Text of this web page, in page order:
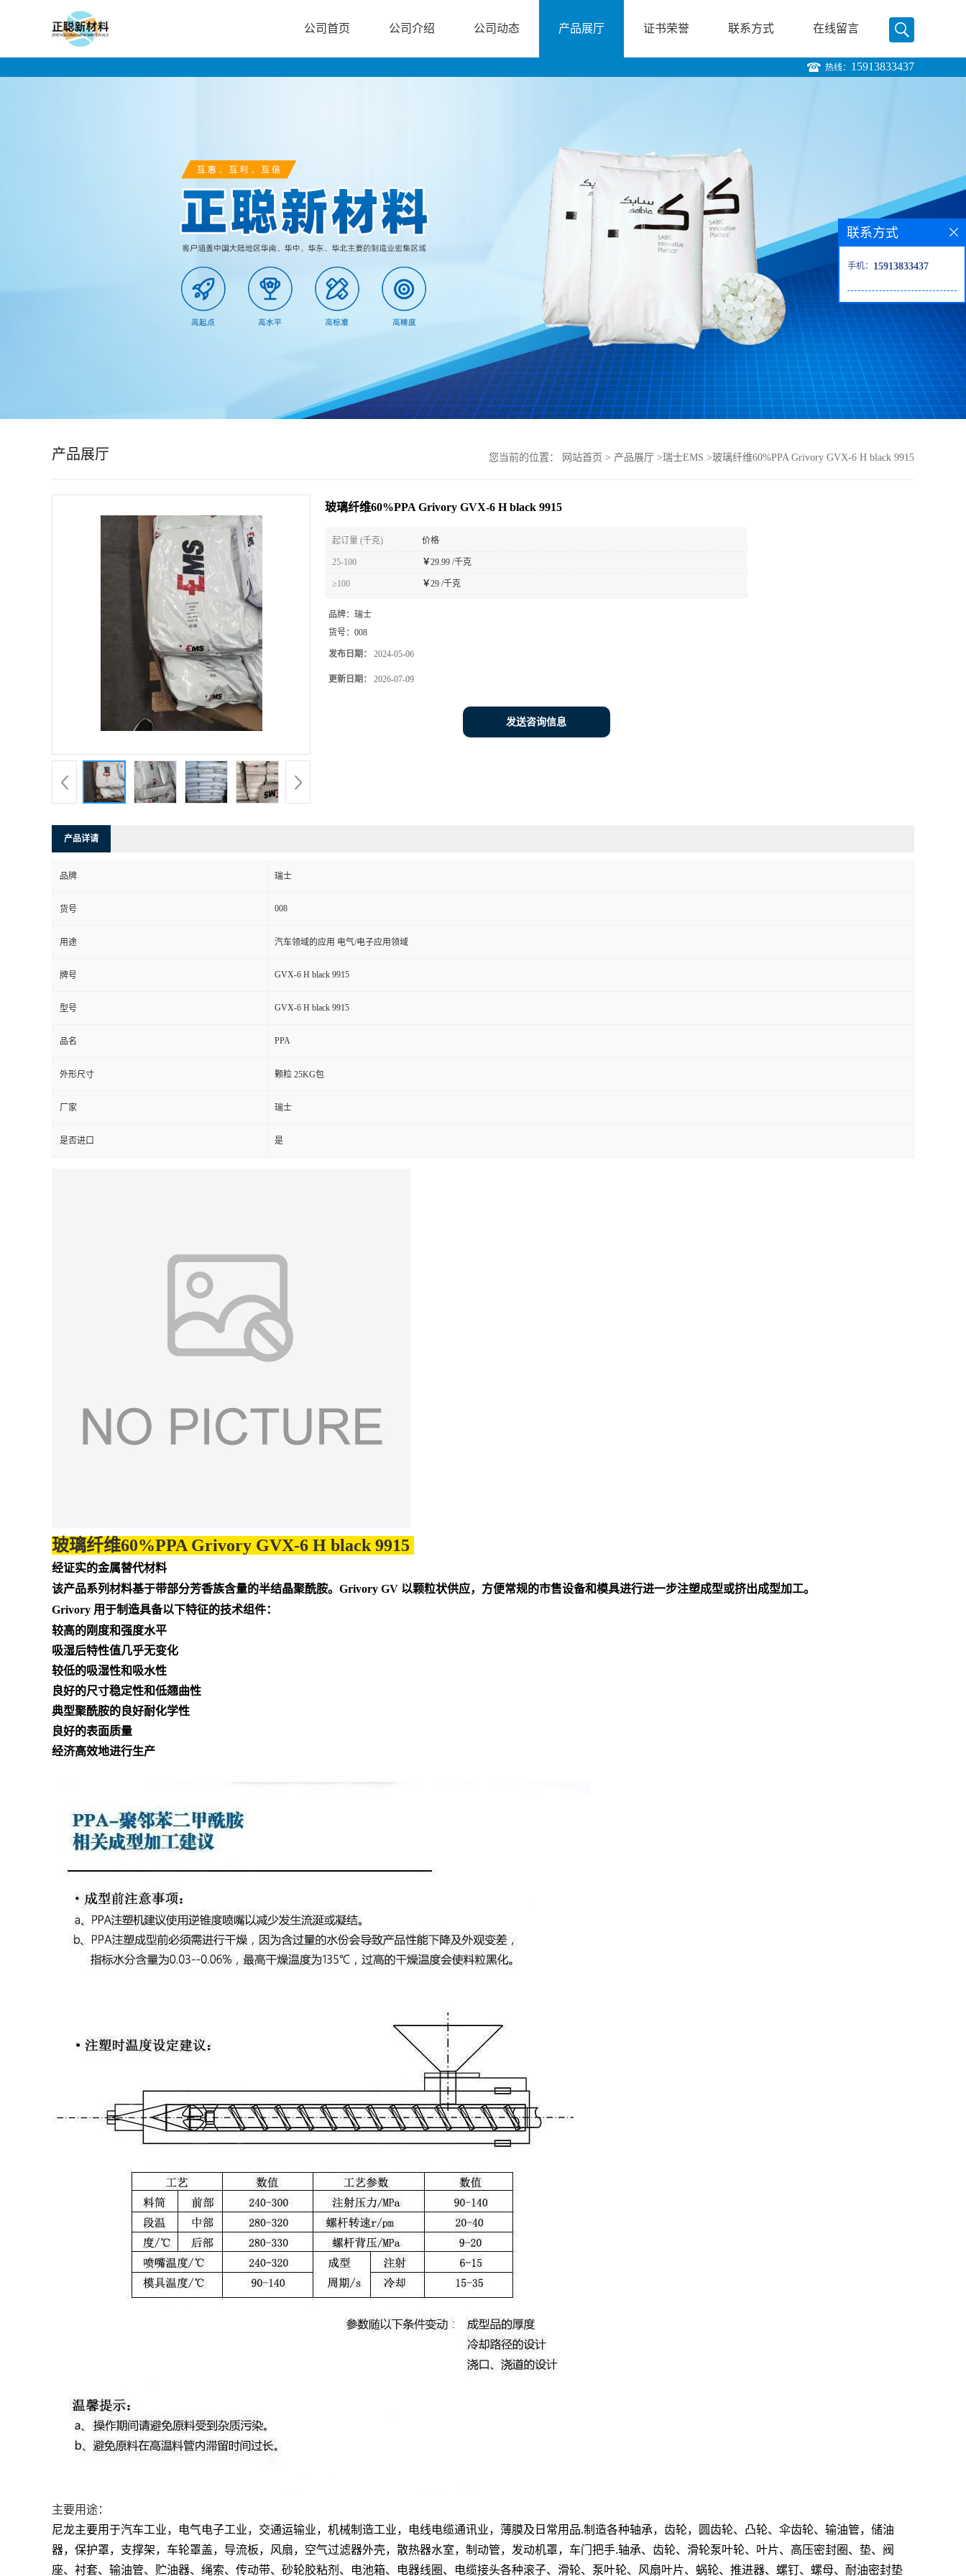
公司首页 公司介绍 公司动态 产品展厅 证书荣誉 联系方式 在线留言
热线： 15913833437
产品展厅 您当前的位置： 网站首页 > 产品展厅 >瑞士EMS >玻璃纤维60%PPA Grivory GVX-6 H black 9915
玻璃纤维60%PPA Grivory GVX-6 H black 9915
起订量 (千克) 价格
25-100 ￥29.99 /千克
≥100 ￥29 /千克
品牌： 瑞士
货号： 008
发布日期： 2024-05-06
更新日期： 2026-07-09
发送咨询信息
产品详请
品牌 瑞士
货号 008
用途 汽车领域的应用 电气/电子应用领域
牌号 GVX-6 H black 9915
型号 GVX-6 H black 9915
品名 PPA
外形尺寸 颗粒 25KG包
厂家 瑞士
是否进口 是
玻璃纤维60%PPA Grivory GVX-6 H black 9915
经证实的金属替代材料
该产品系列材料基于带部分芳香族含量的半结晶聚酰胺。Grivory GV 以颗粒状供应，方便常规的市售设备和模具进行进一步注塑成型或挤出成型加工。
Grivory 用于制造具备以下特征的技术组件：
较高的刚度和强度水平
吸湿后特性值几乎无变化
较低的吸湿性和吸水性
良好的尺寸稳定性和低翘曲性
典型聚酰胺的良好耐化学性
良好的表面质量
经济高效地进行生产
主要用途：
尼龙主要用于汽车工业，电气电子工业，交通运输业，机械制造工业，电线电缆通讯业，薄膜及日常用品.制造各种轴承，齿轮，圆齿轮、凸轮、伞齿轮、输油管，储油
器，保护罩，支撑架，车轮罩盖，导流板，风扇，空气过滤器外壳，散热器水室，制动管，发动机罩，车门把手.轴承、齿轮、滑轮泵叶轮、叶片、高压密封圈、垫、阀
座、衬套、输油管、贮油器、绳索、传动带、砂轮胶粘剂、电池箱、电器线圈、电缆接头各种滚子、滑轮、泵叶轮、风扇叶片、蜗轮、推进器、螺钉、螺母、耐油密封垫
联系方式
手机： 15913833437